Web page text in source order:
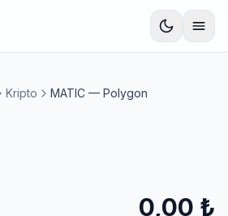
Kripto MATIC — Polygon
0,00 ₺